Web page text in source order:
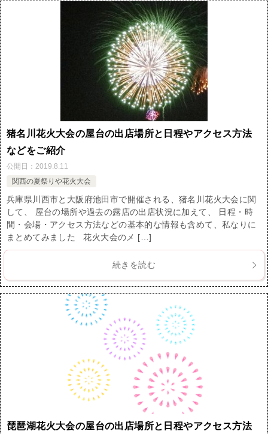
猪名川花火大会の屋台の出店場所と日程やアクセス方法
などをご紹介
公開日： 2019.8.11
関西の夏祭りや花火大会
兵庫県川西市と大阪府池田市で開催される、猪名川花火大会に関
して、 屋台の場所や過去の露店の出店状況に加えて、 日程・時
間・会場・アクセス方法などの基本的な情報も含めて、私なりに
まとめてみました 花火大会のメ […]
続きを読む
琵琶湖花火大会の屋台の出店場所と日程やアクセス方法